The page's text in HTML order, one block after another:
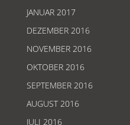
JANUAR 2017
DEZEMBER 2016
NOVEMBER 2016
OKTOBER 2016
SEPTEMBER 2016
AUGUST 2016
JULI 2016